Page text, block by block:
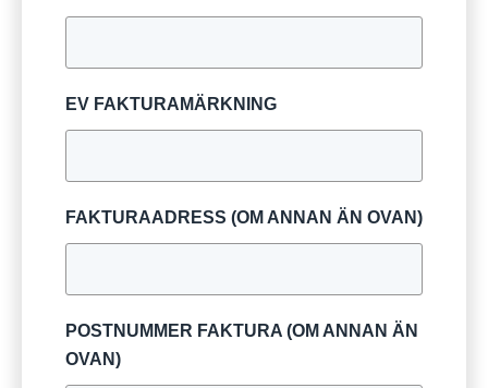
EV FAKTURAMÄRKNING
FAKTURAADRESS (OM ANNAN ÄN OVAN)
POSTNUMMER FAKTURA (OM ANNAN ÄN
OVAN)